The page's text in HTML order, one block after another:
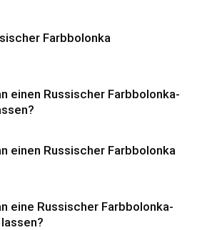
Farbbolonka
einen Russischer Farbbolonka-
einen Russischer Farbbolonka
eine Russischer Farbbolonka-